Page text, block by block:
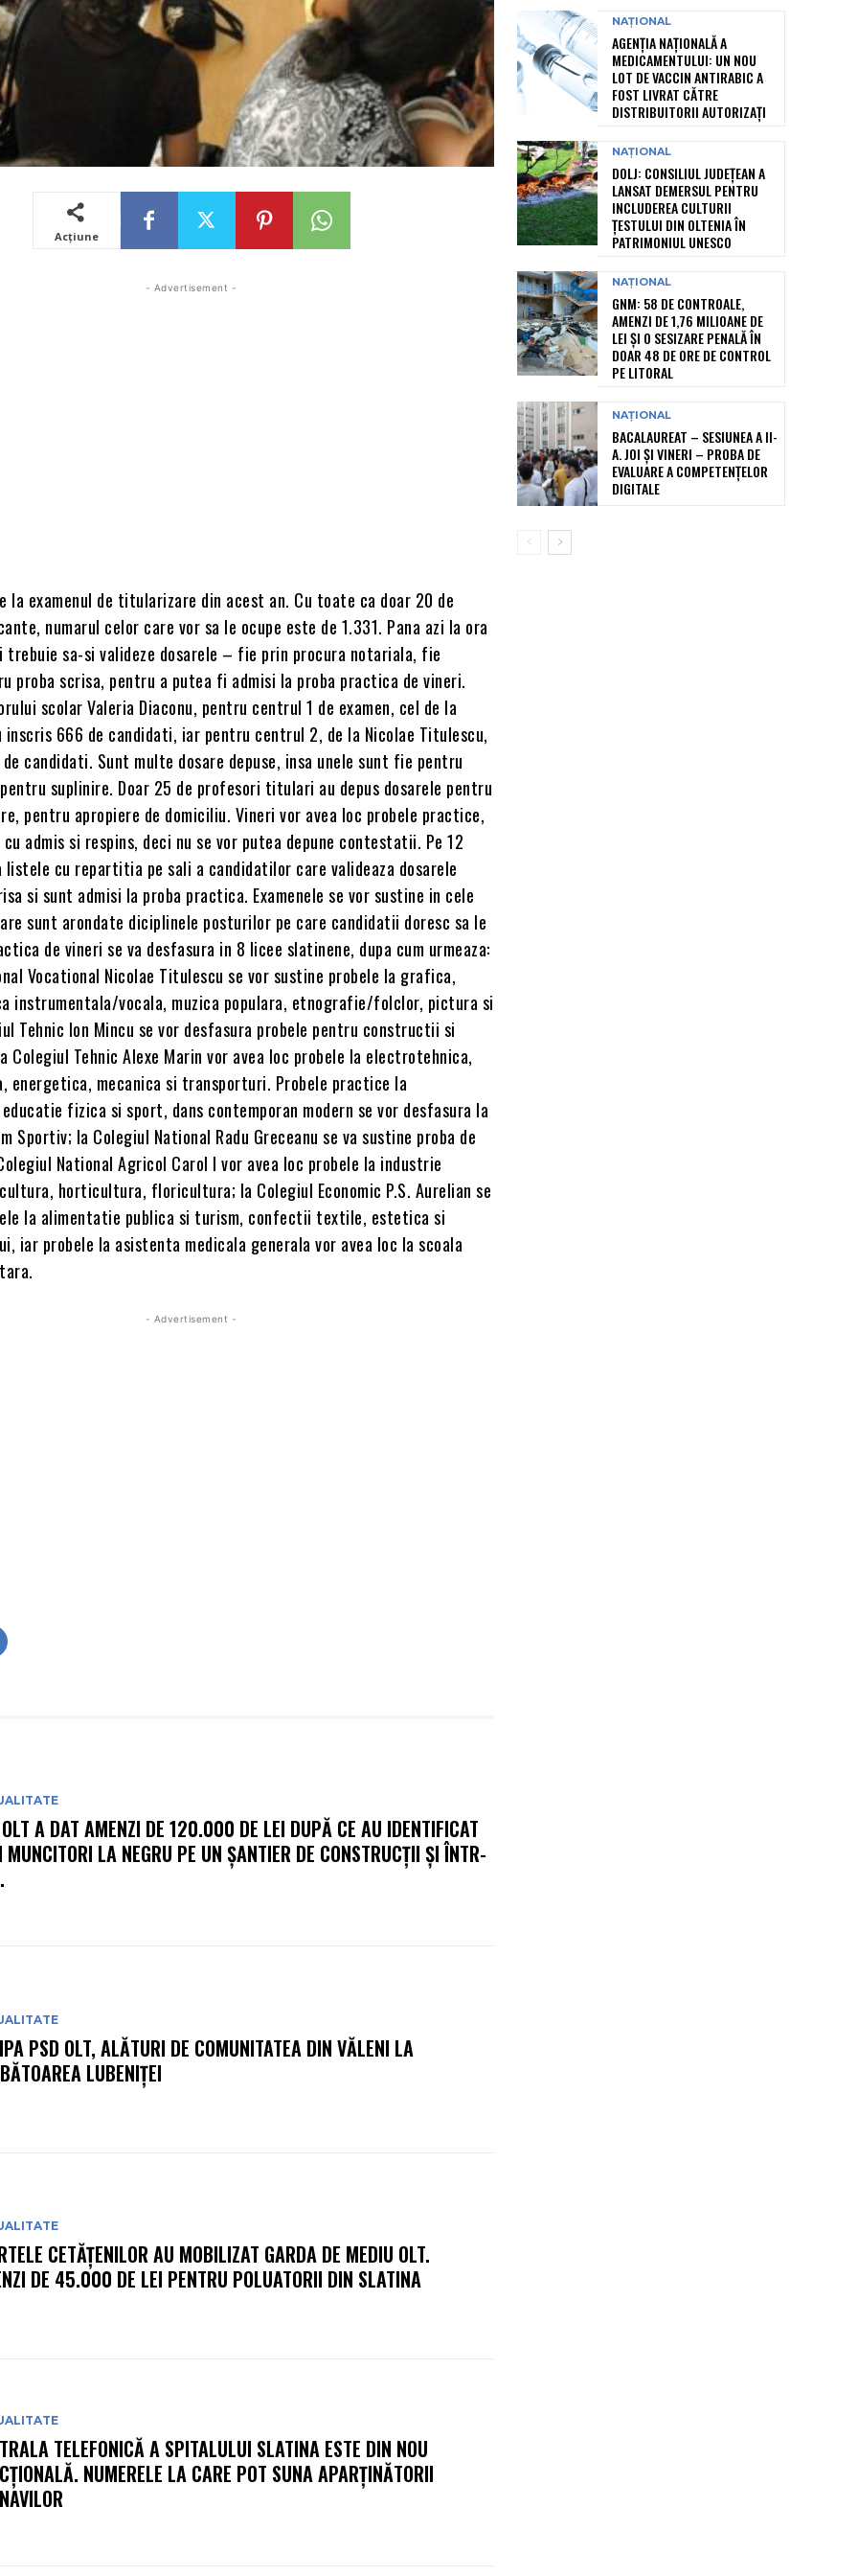
Acțiune
- Advertisement -
la examenul de titularizare din acest an. Cu toate ca doar 20 de
numarul celor care vor sa le ocupe este de 1.331. Pana azi la ora
trebuie sa-si valideze dosarele – fie prin procura notariala, fie
proba scrisa, pentru a putea fi admisi la proba practica de vineri.
scolar Valeria Diaconu, pentru centrul 1 de examen, cel de la
666 de candidati, iar pentru centrul 2, de la Nicolae Titulescu,
candidati. Sunt multe dosare depuse, insa unele sunt fie pentru
suplinire. Doar 25 de profesori titulari au depus dosarele pentru
pentru apropiere de domiciliu. Vineri vor avea loc probele practice,
admis si respins, deci nu se vor putea depune contestatii. Pe 12
listele cu repartitia pe sali a candidatilor care valideaza dosarele
si sunt admisi la proba practica. Examenele se vor sustine in cele
sunt arondate diciplinele posturilor pe care candidatii doresc sa le
de vineri se va desfasura in 8 licee slatinene, dupa cum urmeaza:
Vocational Nicolae Titulescu se vor sustine probele la grafica,
instrumentala/vocala, muzica populara, etnografie/folclor, pictura si
Tehnic Ion Mincu se vor desfasura probele pentru constructii si
Colegiul Tehnic Alexe Marin vor avea loc probele la electrotehnica,
energetica, mecanica si transporturi. Probele practice la
fizica si sport, dans contemporan modern se vor desfasura la
Sportiv; la Colegiul National Radu Greceanu se va sustine proba de
National Agricol Carol I vor avea loc probele la industrie
horticultura, floricultura; la Colegiul Economic P.S. Aurelian se
la alimentatie publica si turism, confectii textile, estetica si
iar probele la asistenta medicala generala vor avea loc la scoala
- Advertisement -
A DAT AMENZI DE 120.000 DE LEI DUPĂ CE AU IDENTIFICAT
MUNCITORI LA NEGRU PE UN ȘANTIER DE CONSTRUCȚII ȘI ÎNTR-
PSD OLT, ALĂTURI DE COMUNITATEA DIN VĂLENI LA
LUBENIȚEI
CETĂȚENILOR AU MOBILIZAT GARDA DE MEDIU OLT.
DE 45.000 DE LEI PENTRU POLUATORII DIN SLATINA
TELEFONICĂ A SPITALULUI SLATINA ESTE DIN NOU
NUMERELE LA CARE POT SUNA APARȚINĂTORII
NAȚIONAL
AGENȚIA NAȚIONALĂ A
MEDICAMENTULUI: UN NOU
LOT DE VACCIN ANTIRABIC A
FOST LIVRAT CĂTRE
DISTRIBUITORII AUTORIZAȚI
NAȚIONAL
DOLJ: CONSILIUL JUDEȚEAN A
LANSAT DEMERSUL PENTRU
INCLUDEREA CULTURII
ȚESTULUI DIN OLTENIA ÎN
PATRIMONIUL UNESCO
NAȚIONAL
GNM: 58 DE CONTROALE,
AMENZI DE 1,76 MILIOANE DE
LEI ȘI O SESIZARE PENALĂ ÎN
DOAR 48 DE ORE DE CONTROL
PE LITORAL
NAȚIONAL
BACALAUREAT – SESIUNEA A II-
A. JOI ȘI VINERI – PROBA DE
EVALUARE A COMPETENȚELOR
DIGITALE